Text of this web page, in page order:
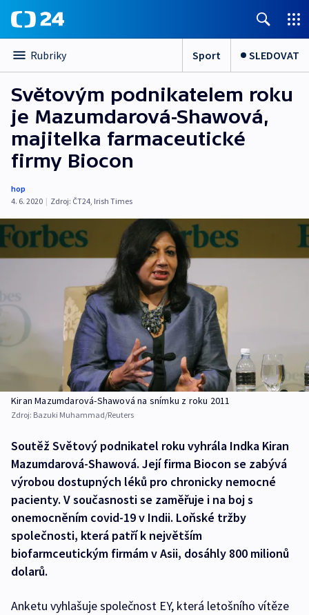
Rubriky Sport SLEDOVAT
Světovým podnikatelem roku
je Mazumdarová-Shawová,
majitelka farmaceutické
firmy Biocon
hop
4. 6. 2020 | Zdroj: ČT24, Irish Times
Kiran Mazumdarová-Shawová na snímku z roku 2011
Zdroj: Bazuki Muhammad/Reuters
Soutěž Světový podnikatel roku vyhrála Indka Kiran
Mazumdarová-Shawová. Její firma Biocon se zabývá
výrobou dostupných léků pro chronicky nemocné
pacienty. V současnosti se zaměřuje i na boj s
onemocněním covid-19 v Indii. Loňské tržby
společnosti, která patří k největším
biofarmceutickým firmám v Asii, dosáhly 800 milionů
dolarů.
Anketu vyhlašuje společnost EY, která letošního vítěze